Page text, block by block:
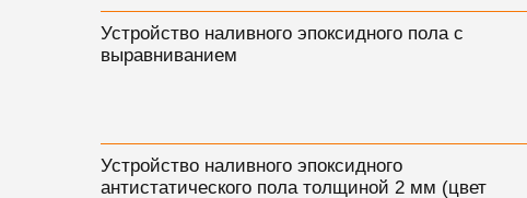
Устройство наливного эпоксидного пола с
выравниванием
Устройство наливного эпоксидного
антистатического пола толщиной 2 мм (цвет